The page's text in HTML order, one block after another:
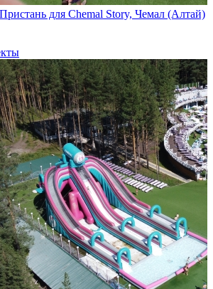
для Chemal Story, Чемал (Алтай)